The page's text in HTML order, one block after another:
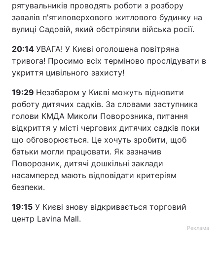
рятувальників проводять роботи з розбору
завалів п'ятиповерхового житлового будинку на
вулиці Садовій, який обстріляли війська росії.
20:14 УВАГА! У Києві оголошена повітряна
тривога! Просимо всіх терміново прослідувати в
укриття цивільного захисту!
19:29 Незабаром у Києві можуть відновити
роботу дитячих садків. За словами заступника
голови КМДА Миколи Поворозника, питання
відкриття у місті чергових дитячих садків поки
що обговорюється. Це хочуть зробити, щоб
батьки могли працювати. Як зазначив
Поворозник, дитячі дошкільні заклади
насамперед мають відповідати критеріям
безпеки.
19:15 У Києві знову відкривається торговий
центр Lavina Mall.
Реклама